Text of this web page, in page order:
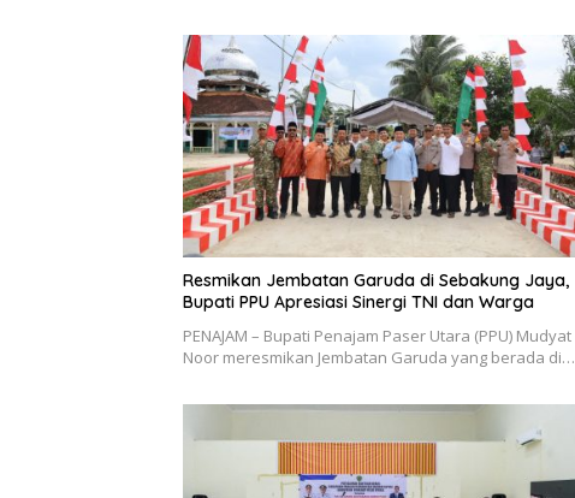
Resmikan Jembatan Garuda di Sebakung Jaya,
Bupati PPU Apresiasi Sinergi TNI dan Warga
PENAJAM – Bupati Penajam Paser Utara (PPU) Mudyat
Noor meresmikan Jembatan Garuda yang berada di…